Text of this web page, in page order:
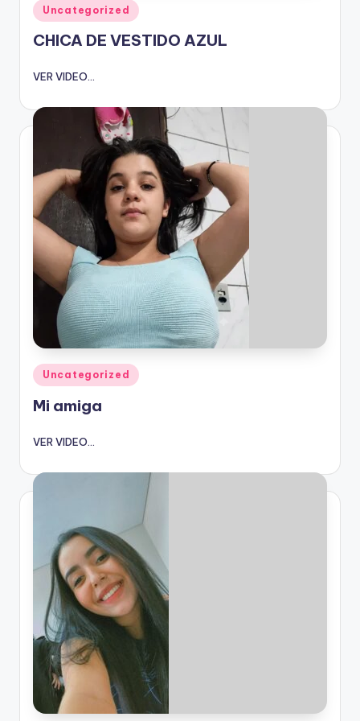
Publicado
en
Uncategorized
CHICA DE VESTIDO AZUL
VER VIDEO...
Publicado
en
Uncategorized
Mi amiga
VER VIDEO...